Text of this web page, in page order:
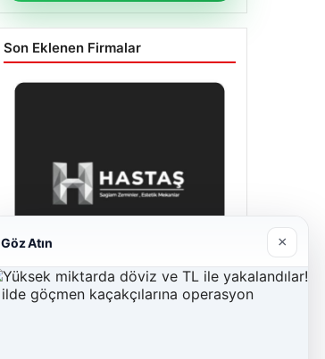
Son Eklenen Firmalar
Göz Atın ×